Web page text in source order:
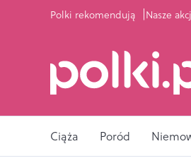
Polki rekomendują Nasze
Ciąża Poród